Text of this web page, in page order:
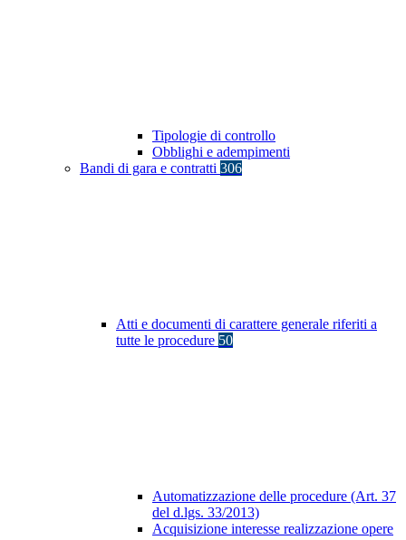
Tipologie di controllo
Obblighi e adempimenti
Bandi di gara e contratti 306
Atti e documenti di carattere generale riferiti a
tutte le procedure 50
Automatizzazione delle procedure (Art. 37
del d.lgs. 33/2013)
Acquisizione interesse realizzazione opere